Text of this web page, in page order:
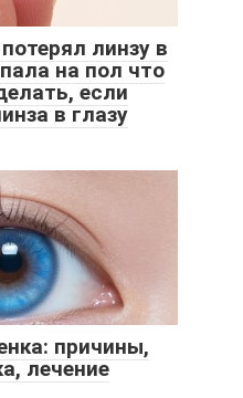
линзу в
на пол что
если
в глазу
причины,
лечение